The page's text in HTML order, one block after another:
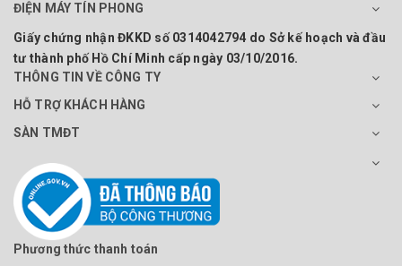
ĐIỆN MÁY TÍN PHONG
Giấy chứng nhận ĐKKD số 0314042794 do Sở kế hoạch và đầu
tư thành phố Hồ Chí Minh cấp ngày 03/10/2016.
THÔNG TIN VỀ CÔNG TY
HỖ TRỢ KHÁCH HÀNG
SÀN TMĐT
Phương thức thanh toán